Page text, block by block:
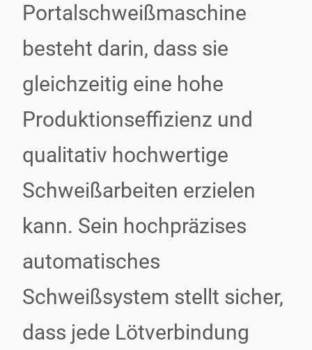
Portalschweißmaschine
besteht darin, dass sie
gleichzeitig eine hohe
Produktionseffizienz und
qualitativ hochwertige
Schweißarbeiten erzielen
kann. Sein hochpräzises
automatisches
Schweißsystem stellt sicher,
dass jede Lötverbindung